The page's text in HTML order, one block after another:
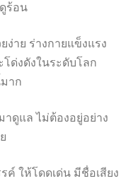
ร้อน
ง่าย ร่างกายแข็งแรง
ด่งดังในระดับโลก
าก
ดูแล ไม่ต้องอยู่อย่าง
ค์ ให้โดดเด่น มีชื่อเสียง